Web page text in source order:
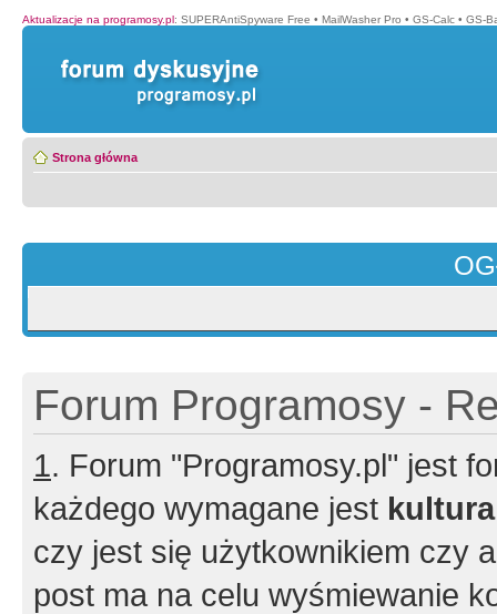
Aktualizacje na programosy.pl: SUPERAntiSpyware Free • MailWasher Pro • GS-Calc • GS-
Strona główna
Forum Programosy -
1. Forum "Programosy.pl" jest
każdego wymagane jest
czy jest się użytkownikiem czy
post ma na celu wyśmiewanie